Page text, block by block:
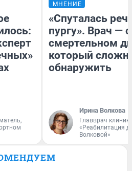
МНЕНИЕ
«Спуталась
пургу». Врач — о
смертельном
который
обнаружить
Ирина Волкова
Главврач
«Реабилитация
Волковой»